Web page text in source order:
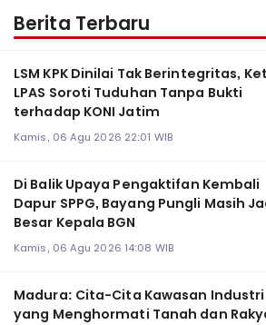
Berita Terbaru
LSM KPK Dinilai Tak Berintegritas,
LPAS Soroti Tuduhan Tanpa Bukti
terhadap KONI Jatim
Kamis, 06 Agu 2026 22:01 WIB
Di Balik Upaya Pengaktifan Kembali
Dapur SPPG, Bayang Pungli Masih
Besar Kepala BGN
Kamis, 06 Agu 2026 14:08 WIB
Madura: Cita-Cita Kawasan Industri
yang Menghormati Tanah dan